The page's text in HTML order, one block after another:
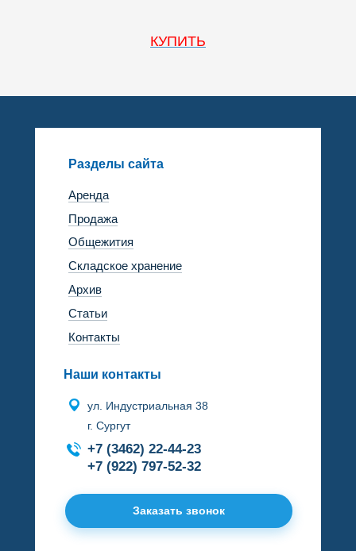
КУПИТЬ
Разделы сайта
Аренда
Продажа
Общежития
Складское хранение
Архив
Статьи
Контакты
Наши контакты
ул. Индустриальная 38
г. Сургут
+7 (3462) 22-44-23
+7 (922) 797-52-32
Заказать звонок